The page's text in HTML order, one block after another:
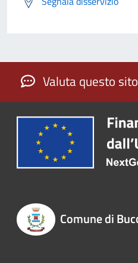
Valuta questo
Comune di